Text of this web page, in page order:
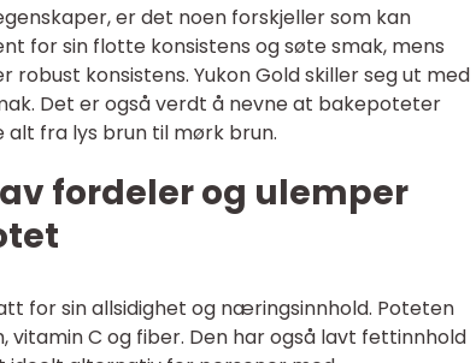
er det noen forskjeller som kan
for sin flotte konsistens og søte smak, mens
konsistens. Yukon Gold skiller seg ut med
Det er også verdt å nevne at bakepoteter
fra lys brun til mørk brun.
fordeler og ulemper
for sin allsidighet og næringsinnhold. Poteten
C og fiber. Den har også lavt fettinnhold